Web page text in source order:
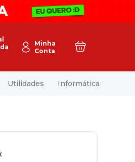
Minha
Conta
Utilidades Informática